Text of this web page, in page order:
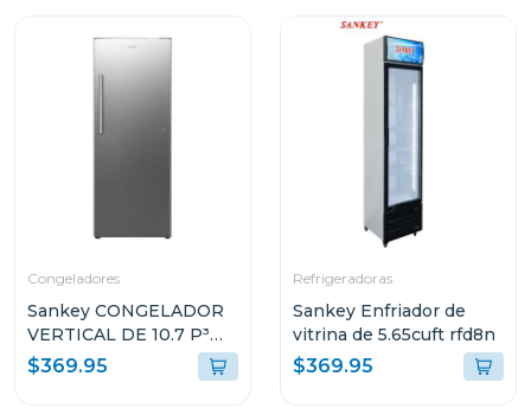
Congeladores
Sankey CONGELADOR
VERTICAL DE 10.7 P³
RFC1301
$369.95
Refrigeradoras
Sankey Enfriador de
vitrina de 5.65cuft rfd8n
$369.95